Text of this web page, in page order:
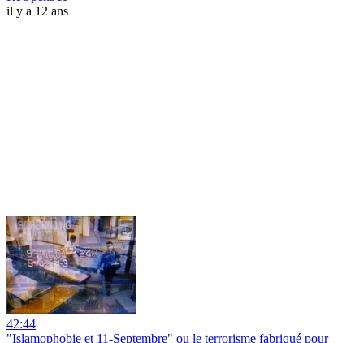
il y a 12 ans
42:44
"Islamophobie et 11-Septembre" ou le terrorisme fabriqué pour